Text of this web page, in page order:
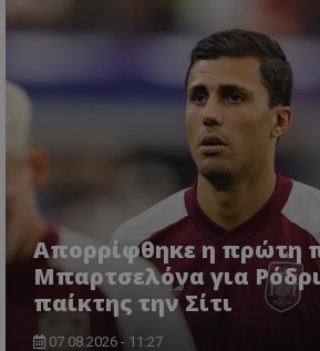
Απορρίφθηκε η πρώτη
Μπαρτσελόνα για
παίκτης την Σίτι
07.08.2026 - 11:27